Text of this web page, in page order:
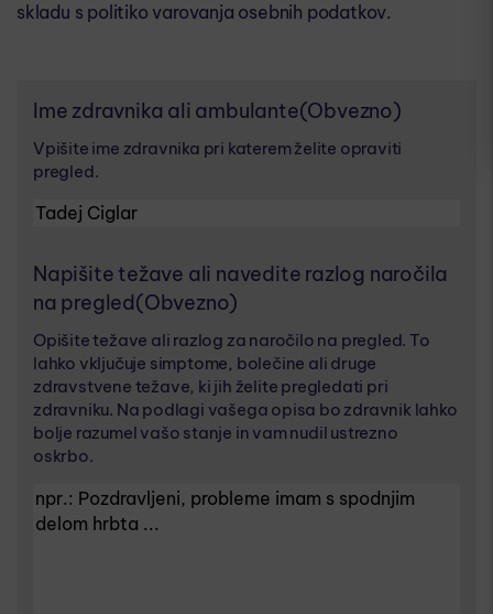
skladu s politiko varovanja osebnih podatkov.
Ime zdravnika ali ambulante(Obvezno)
Vpišite ime zdravnika pri katerem želite opraviti
pregled.
Napišite težave ali navedite razlog naročila
na pregled(Obvezno)
Opišite težave ali razlog za naročilo na pregled. To
lahko vključuje simptome, bolečine ali druge
zdravstvene težave, ki jih želite pregledati pri
zdravniku. Na podlagi vašega opisa bo zdravnik lahko
bolje razumel vašo stanje in vam nudil ustrezno
oskrbo.